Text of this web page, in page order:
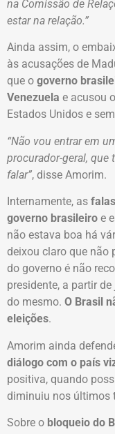
na Comissão de
estar na relação.”
Ainda assim, o
às acusações de
que o governo
Venezuela e acusou
Estados Unidos e
“Não vou entrar em
procurador-geral, que
falar”, disse Amorim.
Internamente, as
governo brasileiro e
não estava boa há
deixou claro que não
do governo é não
presidente, a partir
do mesmo. O Brasil
eleições.
Amorim ainda
diálogo com o país
positiva, quando
diminuiu nos últimos
Sobre o bloqueio do